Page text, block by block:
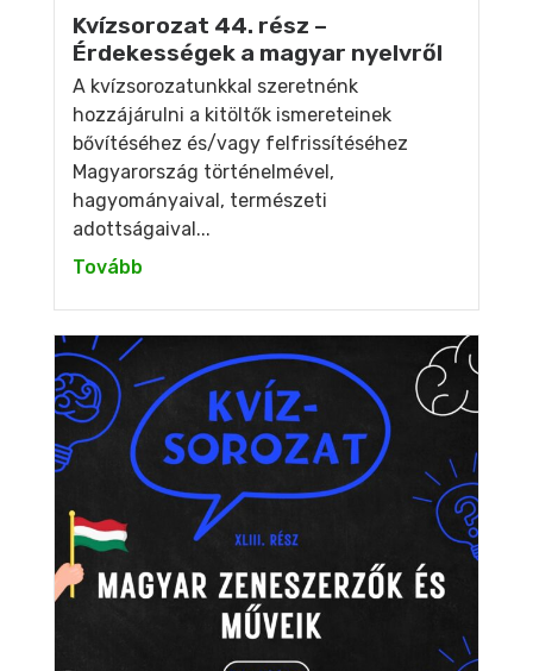
Kvízsorozat 44. rész –
Érdekességek a magyar nyelvről
A kvízsorozatunkkal szeretnénk
hozzájárulni a kitöltők ismereteinek
bővítéséhez és/vagy felfrissítéséhez
Magyarország történelmével,
hagyományaival, természeti
adottságaival...
Tovább